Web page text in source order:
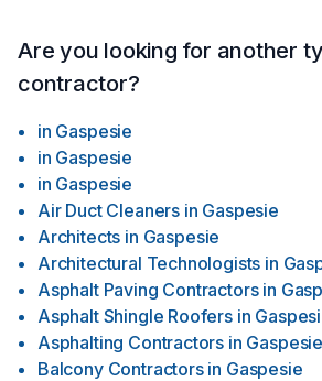
Are you looking for another
contractor?
in Gaspesie
in Gaspesie
in Gaspesie
Air Duct Cleaners in Gaspesie
Architects in Gaspesie
Architectural Technologists in
Asphalt Paving Contractors in
Asphalt Shingle Roofers in
Asphalting Contractors in Gaspesie
Balcony Contractors in Gaspesie